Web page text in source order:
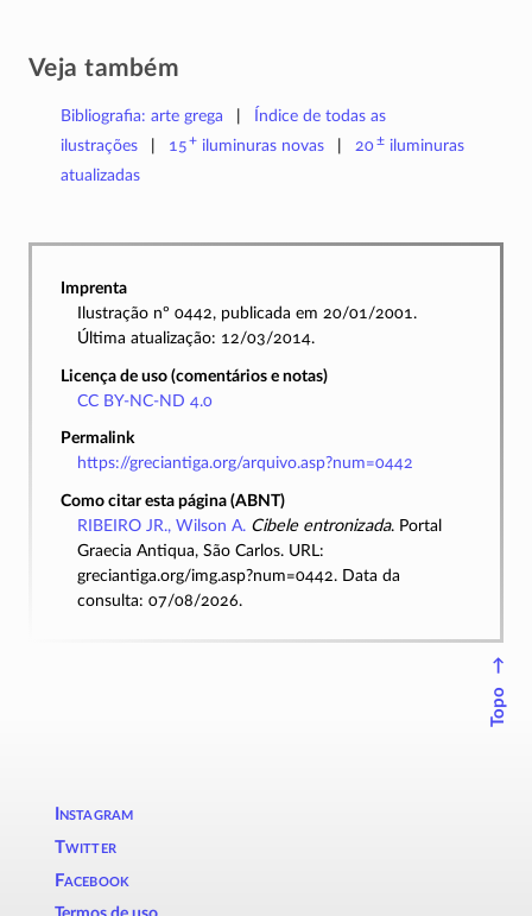
Veja também
Bibliografia: arte grega
Índice de todas as
ilustrações
15+ iluminuras novas 20±iluminuras
atualizadas
Imprenta
Ilustração nº 0442, publicada em 20/01/2001.
Última atualização: 12/03/2014.
Licença de uso (comentários e notas)
CC BY-NC-ND 4.0
Permalink
https://greciantiga.org/arquivo.asp?num=0442
Como citar esta página (ABNT)
RIBEIRO JR., Wilson A. Cibele entronizada. Portal
Graecia Antiqua, São Carlos. URL:
greciantiga.org/img.asp?num=0442. Data da
consulta: 07/08/2026.
↑
Topo
Instagram
Twitter
Facebook